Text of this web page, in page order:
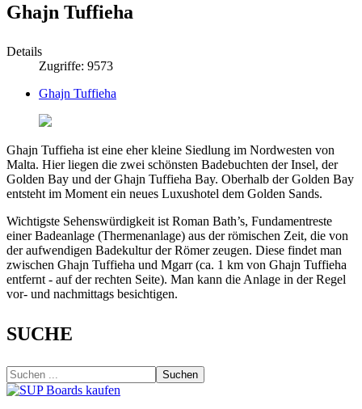
Ghajn Tuffieha
Details
Zugriffe: 9573
Ghajn Tuffieha
Ghajn Tuffieha ist eine eher kleine Siedlung im Nordwesten von
Malta. Hier liegen die zwei schönsten Badebuchten der Insel, der
Golden Bay und der Ghajn Tuffieha Bay. Oberhalb der Golden Bay
entsteht im Moment ein neues Luxushotel dem Golden Sands.
Wichtigste Sehenswürdigkeit ist Roman Bath’s, Fundamentreste
einer Badeanlage (Thermenanlage) aus der römischen Zeit, die von
der aufwendigen Badekultur der Römer zeugen. Diese findet man
zwischen Ghajn Tuffieha und Mgarr (ca. 1 km von Ghajn Tuffieha
entfernt - auf der rechten Seite). Man kann die Anlage in der Regel
vor- und nachmittags besichtigen.
SUCHE
Suchen